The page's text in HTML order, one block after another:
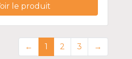
le produit
← 1 2 3 →